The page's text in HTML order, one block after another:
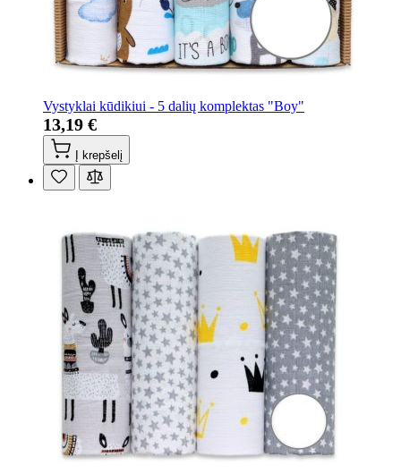
Vystyklai kūdikiui - 5 dalių komplektas "Boy"
13,19 €
Į krepšelį